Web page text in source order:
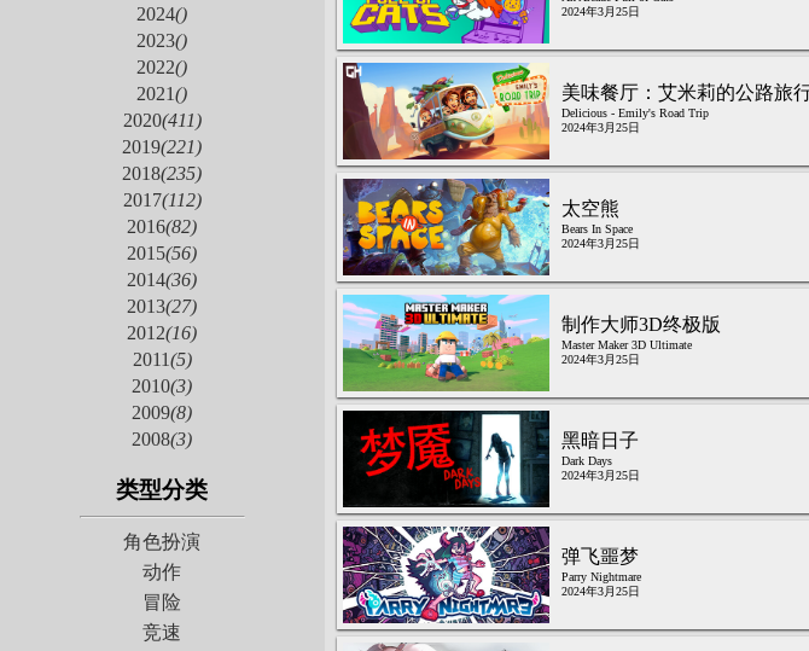
2024()
2023()
2022()
2021()
2020(411)
2019(221)
2018(235)
2017(112)
2016(82)
2015(56)
2014(36)
2013(27)
2012(16)
2011(5)
2010(3)
2009(8)
2008(3)
类型分类
角色扮演
动作
冒险
竞速
2024年3月25日
美味餐厅：艾米莉的公路旅
Delicious - Emily's Road Trip
2024年3月25日
太空熊
Bears In Space
2024年3月25日
制作大师3D终极版
Master Maker 3D Ultimate
2024年3月25日
黑暗日子
Dark Days
2024年3月25日
弹飞噩梦
Parry Nightmare
2024年3月25日